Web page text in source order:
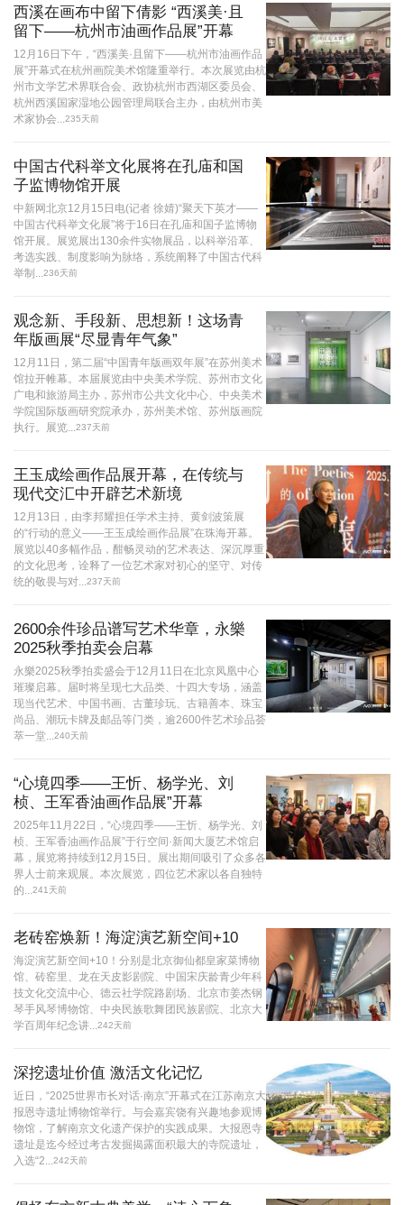
西溪在画布中留下倩影 “西溪美·且
留下——杭州市油画作品展”开幕
12月16日下午，“西溪美·且留下——杭州市油画作品
展”开幕式在杭州画院美术馆隆重举行。本次展览由杭
州市文学艺术界联合会、政协杭州市西湖区委员会、
杭州西溪国家湿地公园管理局联合主办，由杭州市美
术家协会...
235天前
中国古代科举文化展将在孔庙和国
子监博物馆开展
中新网北京12月15日电(记者 徐婧)“聚天下英才——
中国古代科举文化展”将于16日在孔庙和国子监博物
馆开展。展览展出130余件实物展品，以科举沿革、
考选实践、制度影响为脉络，系统阐释了中国古代科
举制...
236天前
观念新、手段新、思想新！这场青
年版画展“尽显青年气象”
12月11日，第二届“中国青年版画双年展”在苏州美术
馆拉开帷幕。本届展览由中央美术学院、苏州市文化
广电和旅游局主办，苏州市公共文化中心、中央美术
学院国际版画研究院承办，苏州美术馆、苏州版画院
执行。展览...
237天前
王玉成绘画作品展开幕，在传统与
现代交汇中开辟艺术新境
12月13日，由李邦耀担任学术主持、黄剑波策展
的“行动的意义——王玉成绘画作品展”在珠海开幕。
展览以40多幅作品，酣畅灵动的艺术表达、深沉厚重
的文化思考，诠释了一位艺术家对初心的坚守、对传
统的敬畏与对...
237天前
2600余件珍品谱写艺术华章，永樂
2025秋季拍卖会启幕
永樂2025秋季拍卖盛会于12月11日在北京凤凰中心
璀璨启幕。届时将呈现七大品类、十四大专场，涵盖
现当代艺术、中国书画、古董珍玩、古籍善本、珠宝
尚品、潮玩卡牌及邮品等门类，逾2600件艺术珍品荟
萃一堂...
240天前
“心境四季——王忻、杨学光、刘
桢、王军香油画作品展”开幕
2025年11月22日，“心境四季——王忻、杨学光、刘
桢、王军香油画作品展”于行空间·新闻大厦艺术馆启
幕，展览将持续到12月15日。展出期间吸引了众多各
界人士前来观展。本次展览，四位艺术家以各自独特
的...
241天前
老砖窑焕新！海淀演艺新空间+10
海淀演艺新空间+10！分别是北京御仙都皇家菜博物
馆、砖窑里、龙在天皮影剧院、中国宋庆龄青少年科
技文化交流中心、德云社学院路剧场、北京市姜杰钢
琴手风琴博物馆、中央民族歌舞团民族剧院、北京大
学百周年纪念讲...
242天前
深挖遗址价值 激活文化记忆
近日，“2025世界市长对话·南京”开幕式在江苏南京大
报恩寺遗址博物馆举行。与会嘉宾饶有兴趣地参观博
物馆，了解南京文化遗产保护的实践成果。大报恩寺
遗址是迄今经过考古发掘揭露面积最大的寺院遗址，
入选“2...
242天前